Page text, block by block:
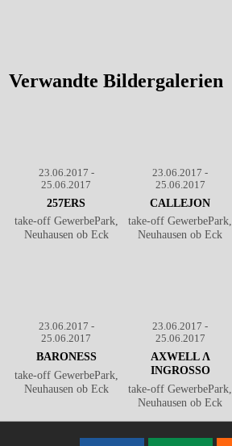
Verwandte Bildergalerien
23.06.2017 -
25.06.2017
257ERS
take-off GewerbePark,
Neuhausen ob Eck
23.06.2017 -
25.06.2017
CALLEJON
take-off GewerbePark,
Neuhausen ob Eck
23.06.2017 -
25.06.2017
BARONESS
take-off GewerbePark,
Neuhausen ob Eck
23.06.2017 -
25.06.2017
AXWELL Λ
INGROSSO
take-off GewerbePark,
Neuhausen ob Eck